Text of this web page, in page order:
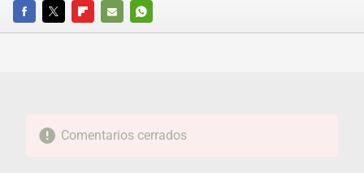
FACEBOOKTWITTERFLIPBOARD
E-
WHATSAPP
Comentarios cerrados